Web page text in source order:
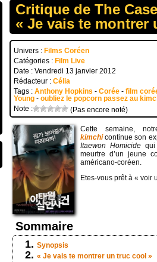
Critique de The
« Je vais te montrer
Univers : Films Coréen
Catégories : Film Live
Date : Vendredi 13 janvier 2012
Rédacteur : Célia
Tags : Anthony Hopkins - Corée - film
Young - oubliez le popcorn passez au
Note :
(Pas encore noté)
Cette semaine,
kimchicontinue son
Itaewon Homicidequi
meurtre d’un jeune
américano-coréen.
Etes-vous prêt à « voir
Sommaire
Synopsis
« Je vais te montrer un truc cool »